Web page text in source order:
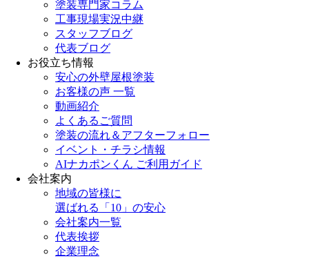
塗装専門家コラム
工事現場実況中継
スタッフブログ
代表ブログ
お役立ち情報
安心の外壁屋根塗装
お客様の声 一覧
動画紹介
よくあるご質問
塗装の流れ＆アフターフォロー
イベント・チラシ情報
AIナカポンくん ご利用ガイド
会社案内
地域の皆様に
選ばれる「10」の安心
会社案内一覧
代表挨拶
企業理念